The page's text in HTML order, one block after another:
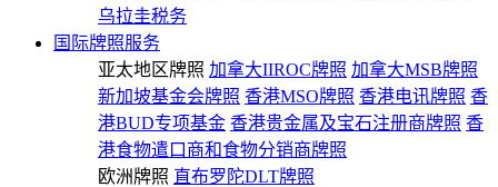
乌拉圭税务
国际牌照服务
亚太地区牌照 加拿大IIROC牌照 加拿大MSB牌照
新加坡基金会牌照 香港MSO牌照 香港电讯牌照 香
港BUD专项基金 香港贵金属及宝石注册商牌照 香
港食物遣口商和食物分销商牌照
欧洲牌照 直布罗陀DLT牌照